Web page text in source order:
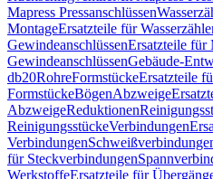
Mapress Pressanschlüssen
MontageErsatzteile für
GewindeanschlüssenErsatzteile für
GewindeanschlüssenGebäude-
db20RohreFormstückeErsatzteile
FormstückeBögenAbzweige
AbzweigeReduktionen
ReinigungsstückeVerbindungen
Verbindungen
für Steckverbindungen
WerkstoffeErsatzteile für